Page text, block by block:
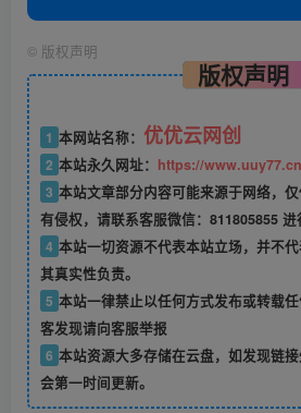
© 版权声明
版权声明
1 本网站名称： 优优云网创
2 本站永久网址： https://
3 本站文章部分内容可能来源于网络，
有侵权，请联系客服微信：811805855 进
4 本站一切资源不代表本站立场，并不
其真实性负责。
5 本站一律禁止以任何方式发布或转载
客发现请向客服举报
6 本站资源大多存储在云盘，如发现链
会第一时间更新。